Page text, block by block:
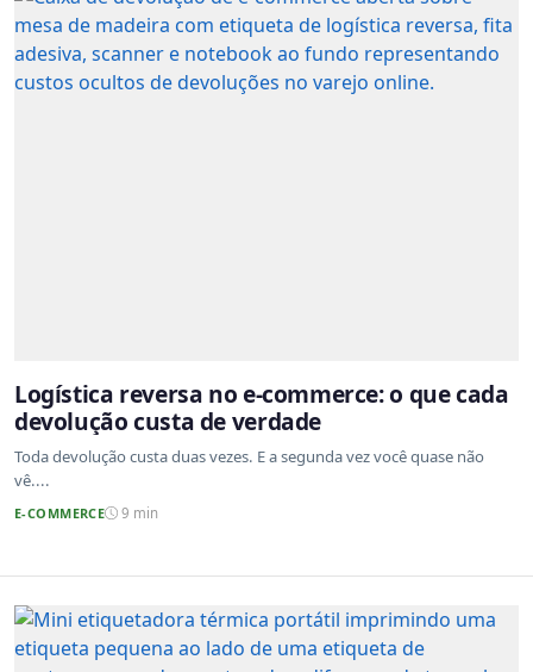
Logística reversa no e-commerce: o que cada
devolução custa de verdade
Toda devolução custa duas vezes. E a segunda vez você quase não
vê....
E-COMMERCE 9 min